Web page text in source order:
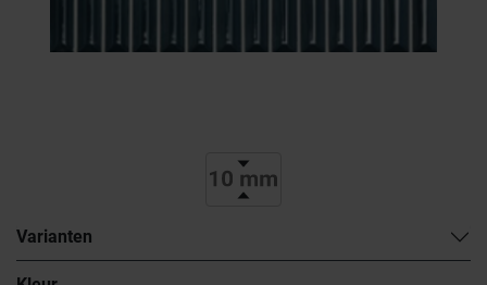
Varianten